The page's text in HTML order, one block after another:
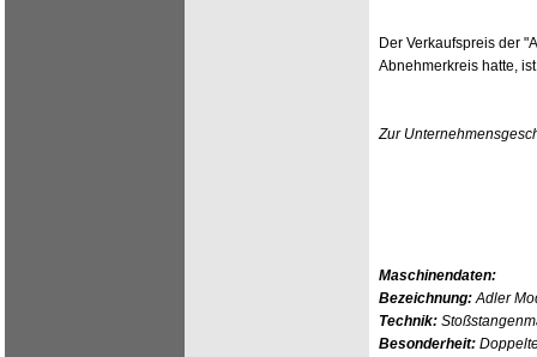
Der Verkaufspreis der
Abnehmerkreis hatte,
Zur
Maschinendaten:
Bezeichnung:Adler
Technik:
Besonderheit: